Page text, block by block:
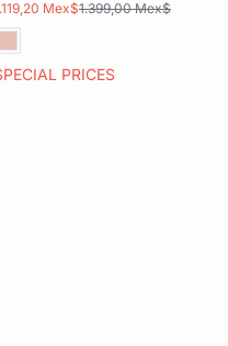
Mex$1.399,00 Mex$
PRICES